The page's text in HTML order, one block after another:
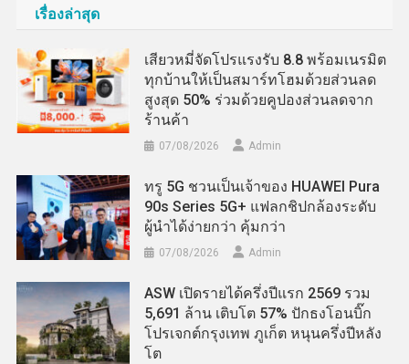
เรื่องล่าสุด
เสียวหมี่จัดโปรแรงรับ 8.8 พร้อมเนรมิต
ทุกบ้านให้เป็นสมาร์ทโฮมด้วยส่วนลด
สูงสุด 50% ร่วมด้วยคูปองส่วนลดจาก
ร้านค้า
07/08/2026 Admin
ทรู 5G ชวนเป็นเจ้าของ HUAWEI Pura
90s Series 5G+ แฟลกชิปกล้องระดับ
ผู้นำได้ง่ายกว่า คุ้มกว่า
07/08/2026 Admin
ASW เปิดรายได้ครึ่งปีแรก 2569 รวม
5,691 ล้าน เติบโต 57% ปักธงโอนบิ๊ก
โปรเจกต์กรุงเทพ ภูเก็ต หนุนครึ่งปีหลัง
โต